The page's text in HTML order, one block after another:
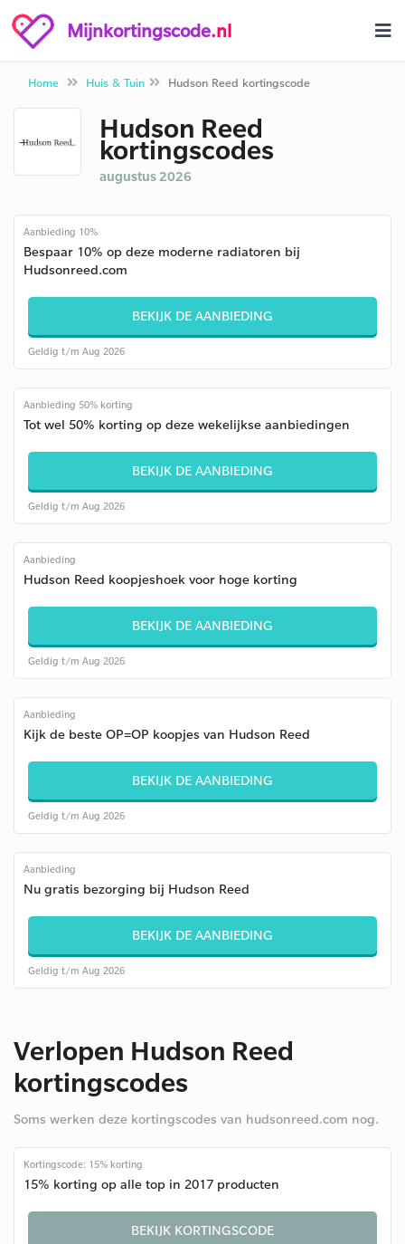
Mijnkortingscode.nl
Home Huis & Tuin Hudson Reed kortingscode
Hudson Reed
kortingscodes
augustus 2026
Aanbieding 10%
Bespaar 10% op deze moderne radiatoren bij
Hudsonreed.com
BEKIJK DE AANBIEDING
Geldig t/m Aug 2026
Aanbieding 50% korting
Tot wel 50% korting op deze wekelijkse aanbiedingen
BEKIJK DE AANBIEDING
Geldig t/m Aug 2026
Aanbieding
Hudson Reed koopjeshoek voor hoge korting
BEKIJK DE AANBIEDING
Geldig t/m Aug 2026
Aanbieding
Kijk de beste OP=OP koopjes van Hudson Reed
BEKIJK DE AANBIEDING
Geldig t/m Aug 2026
Aanbieding
Nu gratis bezorging bij Hudson Reed
BEKIJK DE AANBIEDING
Geldig t/m Aug 2026
Verlopen Hudson Reed
kortingscodes
Soms werken deze kortingscodes van hudsonreed.com nog.
Kortingscode: 15% korting
15% korting op alle top in 2017 producten
BEKIJK KORTINGSCODE